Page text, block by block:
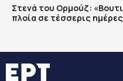
Στενά του Ορμούζ:
πλοία σε τέσσερις ημέρες